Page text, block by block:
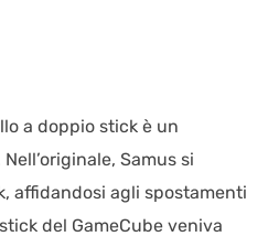
a doppio stick è un
Samus si
affidandosi agli spostamenti
del GameCube veniva